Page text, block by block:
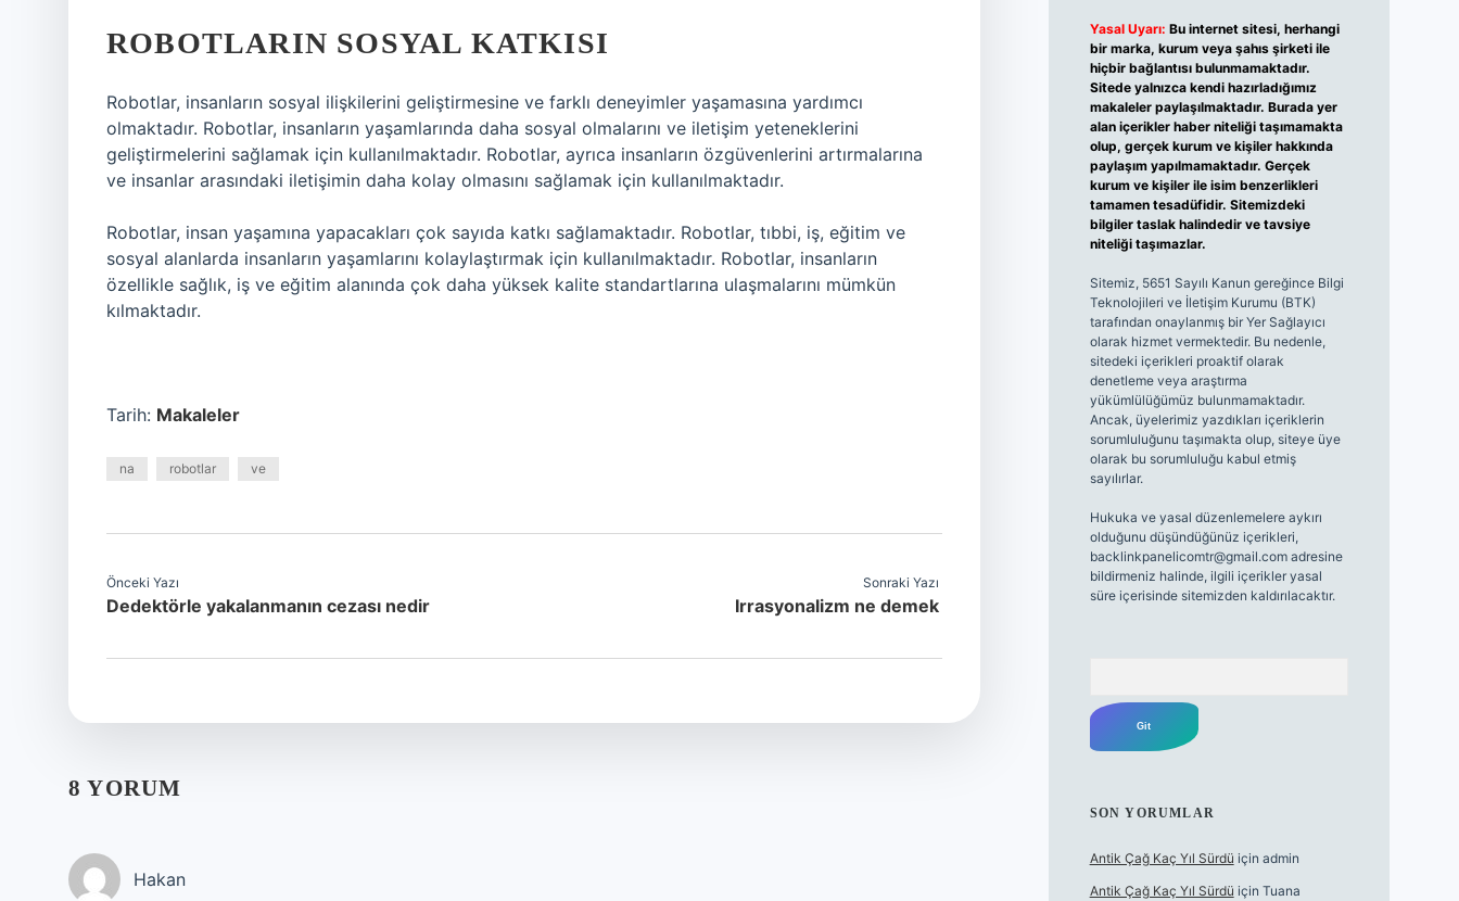
ROBOTLARIN SOSYAL KATKISI
Robotlar, insanların sosyal ilişkilerini geliştirmesine ve farklı deneyimler yaşamasına yardımcı
olmaktadır. Robotlar, insanların yaşamlarında daha sosyal olmalarını ve iletişim yeteneklerini
geliştirmelerini sağlamak için kullanılmaktadır. Robotlar, ayrıca insanların özgüvenlerini artırmalarına
ve insanlar arasındaki iletişimin daha kolay olmasını sağlamak için kullanılmaktadır.
Robotlar, insan yaşamına yapacakları çok sayıda katkı sağlamaktadır. Robotlar, tıbbi, iş, eğitim ve
sosyal alanlarda insanların yaşamlarını kolaylaştırmak için kullanılmaktadır. Robotlar, insanların
özellikle sağlık, iş ve eğitim alanında çok daha yüksek kalite standartlarına ulaşmalarını mümkün
kılmaktadır.
Tarih: Makaleler
na robotlar ve
Önceki Yazı
Dedektörle yakalanmanın cezası nedir
Sonraki Yazı
Irrasyonalizm ne demek
8 YORUM
Hakan
Yasal Uyarı: Bu internet sitesi, herhangi
bir marka, kurum veya şahıs şirketi ile
hiçbir bağlantısı bulunmamaktadır.
Sitede yalnızca kendi hazırladığımız
makaleler paylaşılmaktadır. Burada yer
alan içerikler haber niteliği taşımamakta
olup, gerçek kurum ve kişiler hakkında
paylaşım yapılmamaktadır. Gerçek
kurum ve kişiler ile isim benzerlikleri
tamamen tesadüfidir. Sitemizdeki
bilgiler taslak halindedir ve tavsiye
niteliği taşımazlar.
Sitemiz, 5651 Sayılı Kanun gereğince Bilgi
Teknolojileri ve İletişim Kurumu (BTK)
tarafından onaylanmış bir Yer Sağlayıcı
olarak hizmet vermektedir. Bu nedenle,
sitedeki içerikleri proaktif olarak
denetleme veya araştırma
yükümlülüğümüz bulunmamaktadır.
Ancak, üyelerimiz yazdıkları içeriklerin
sorumluluğunu taşımakta olup, siteye üye
olarak bu sorumluluğu kabul etmiş
sayılırlar.
Hukuka ve yasal düzenlemelere aykırı
olduğunu düşündüğünüz içerikleri,
backlinkpanelicomtr@gmail.comadresine
bildirmeniz halinde, ilgili içerikler yasal
süre içerisinde sitemizden kaldırılacaktır.
SON YORUMLAR
Antik Çağ Kaç Yıl Sürdü için admin
Antik Çağ Kaç Yıl Sürdü için Tuana